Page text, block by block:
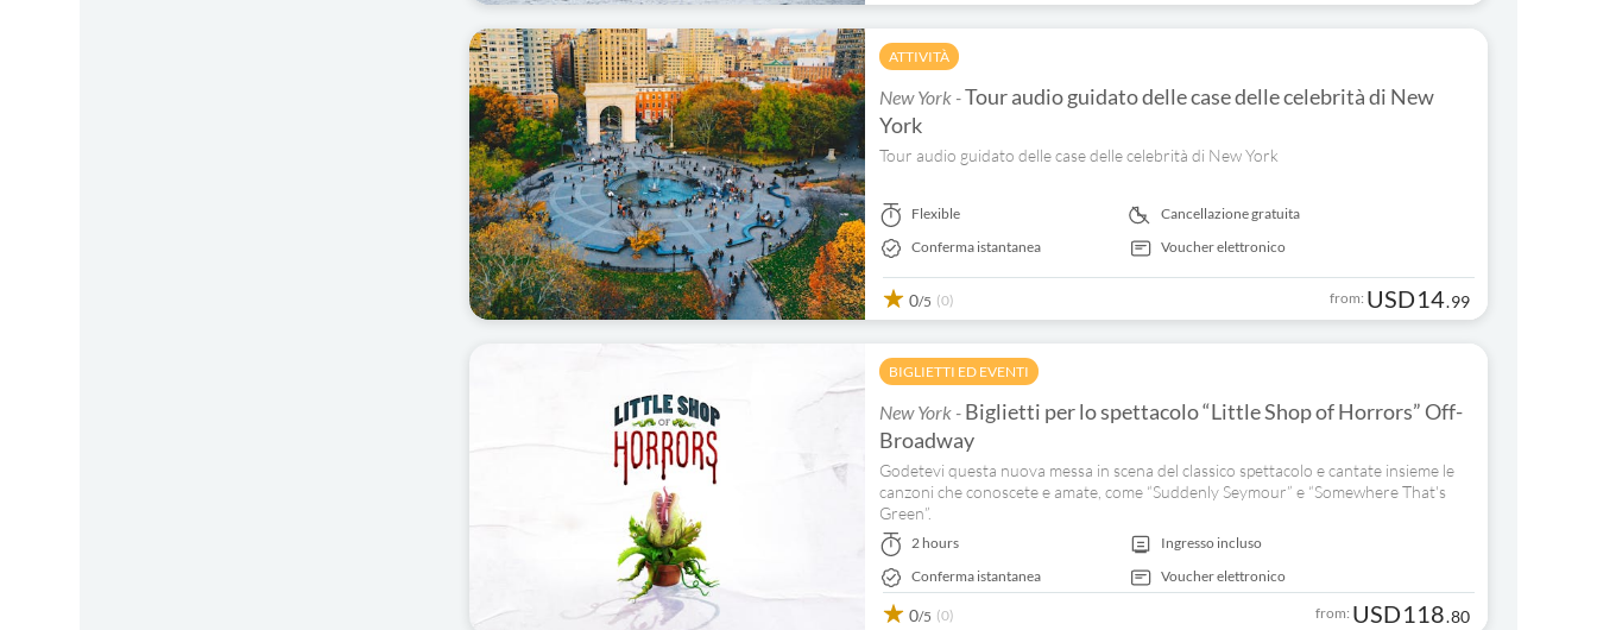
ATTIVITÀ
New York -Tour audio guidato delle case delle celebrità di New
York
Tour audio guidato delle case delle celebrità di New York
Flexible
Conferma istantanea
Cancellazione gratuita
Voucher elettronico
0/5 (0) from: USD14.99
BIGLIETTI ED EVENTI
New York -Biglietti per lo spettacolo “Little Shop of Horrors” Off-
Broadway
Godetevi questa nuova messa in scena del classico spettacolo e cantate insieme le
canzoni che conoscete e amate, come “Suddenly Seymour” e “Somewhere That's
Green”.
2 hours
Conferma istantanea
Ingresso incluso
Voucher elettronico
0/5 (0) from: USD118.80